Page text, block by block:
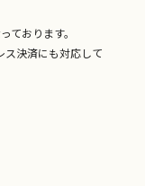
ております。
ス決済にも対応して